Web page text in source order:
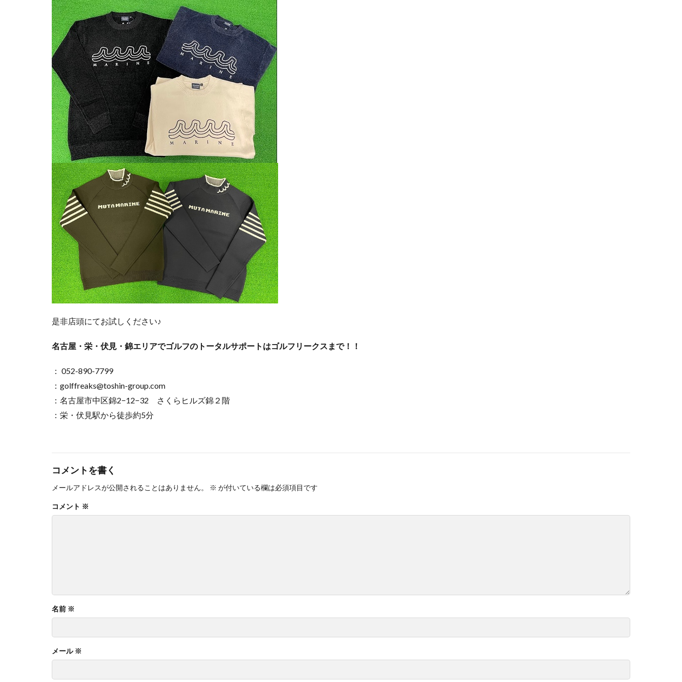
是非店頭にてお試しください♪
名古屋・栄・伏見・錦エリアでゴルフのトータルサポートはゴルフリークスまで！！
： 052-890-7799
：golffreaks@toshin-group.com
：名古屋市中区錦2−12−32 さくらヒルズ錦２階
：栄・伏見駅から徒歩約5分
コメントを書く
メールアドレスが公開されることはありません。 ※ が付いている欄は必須項目です
コメント ※
名前 ※
メール ※